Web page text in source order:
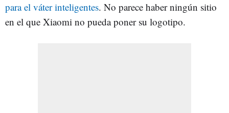
para el váter inteligentes. No parece haber ningún sitio
en el que Xiaomi no pueda poner su logotipo.